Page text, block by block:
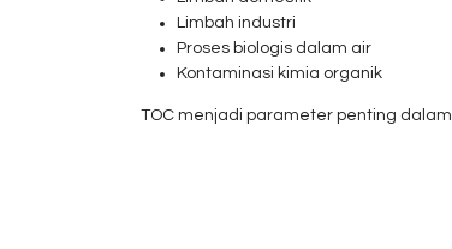
Limbah industri
Proses biologis dalam air
Kontaminasi kimia organik
TOC menjadi parameter penting dalam